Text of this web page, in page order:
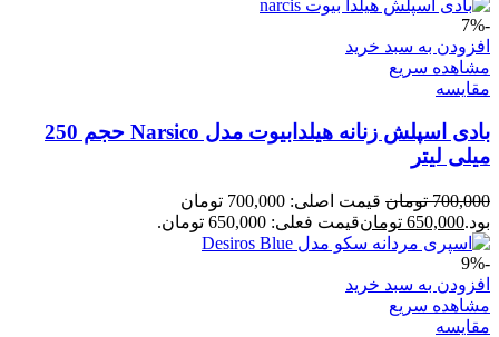
-7%
افزودن به سبد خرید
مشاهده سریع
مقایسه
بادی اسپلش زنانه هیلدابیوت مدل Narsico حجم 250
میلی لیتر
700,000 تومان
قیمت اصلی: 700,000 تومان
بود.650,000 تومانقیمت فعلی: 650,000 تومان.
-9%
افزودن به سبد خرید
مشاهده سریع
مقایسه